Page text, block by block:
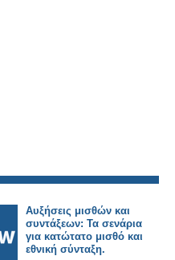
Αυξήσεις μισθών και
συντάξεων: Τα σενάρια
για κατώτατο μισθό και
εθνική σύνταξη.